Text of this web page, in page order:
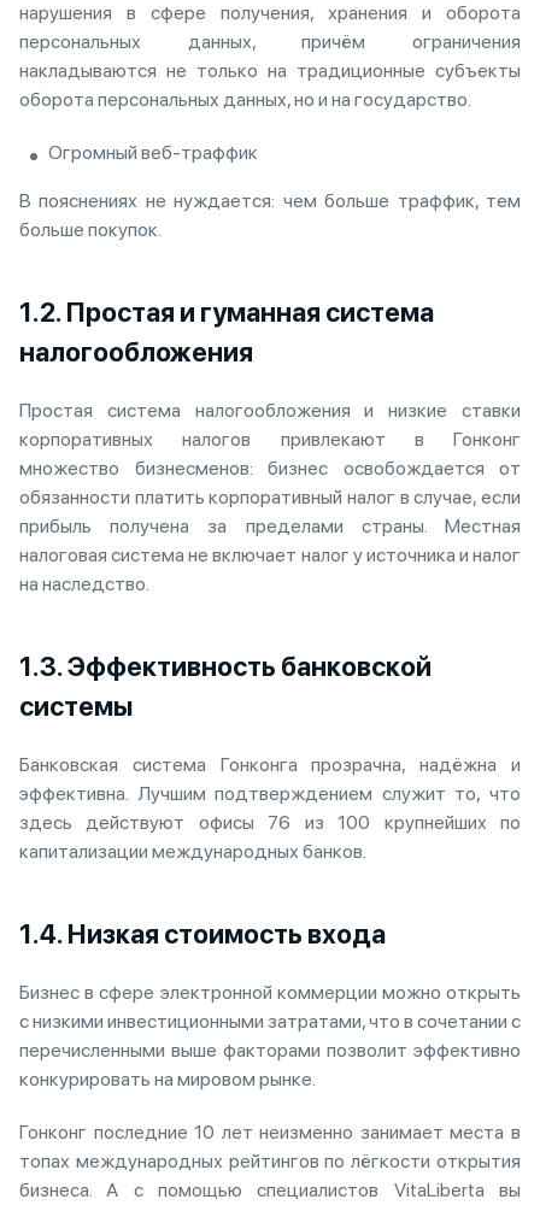
нарушения в сфере получения, хранения и оборота
персональных данных, причём ограничения
накладываются не только на традиционные субъекты
оборота персональных данных, но и на государство.
Огромный веб-траффик
В пояснениях не нуждается: чем больше траффик, тем
больше покупок.
1.2. Простая и гуманная система
налогообложения
Простая система налогообложения и низкие ставки
корпоративных налогов привлекают в Гонконг
множество бизнесменов: бизнес освобождается от
обязанности платить корпоративный налог в случае, если
прибыль получена за пределами страны. Местная
налоговая система не включает налог у источника и налог
на наследство.
1.3. Эффективность банковской
системы
Банковская система Гонконга прозрачна, надёжна и
эффективна. Лучшим подтверждением служит то, что
здесь действуют офисы 76 из 100 крупнейших по
капитализации международных банков.
1.4. Низкая стоимость входа
Бизнес в сфере электронной коммерции можно открыть
с низкими инвестиционными затратами, что в сочетании с
перечисленными выше факторами позволит эффективно
конкурировать на мировом рынке.
Гонконг последние 10 лет неизменно занимает места в
топах международных рейтингов по лёгкости открытия
бизнеса. А с помощью специалистов VitaLiberta вы